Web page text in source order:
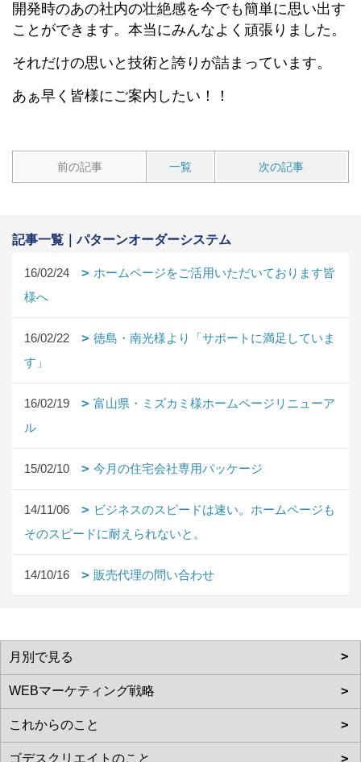
開発時のあの社内の壮絶感を今でも簡単に思い出す
ことができます。本当にみんなよく頑張りました。
それだけの思いと技術と誇りが詰まっています。
あぁ早く皆様にご案内したい！！
前の記事 一覧 次の記事
記事一覧｜パターンオーダーシステム
16/02/24
ホームページをご活用いただいております皆
様へ
16/02/22
徳島・南光様より「サポートに満足していま
す」
16/02/19
富山県・ミズカミ様ホームページリニューア
ル
15/02/10 今月の住宅会社専用パッケージ
14/11/06
ビジネスのスピードは速い。ホームページも
そのスピードに耐えられないと。
14/10/16 販売代理の問い合わせ